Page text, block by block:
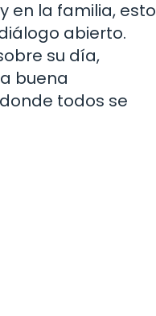
en la familia, esto
abierto.
su día,
buena
todos se